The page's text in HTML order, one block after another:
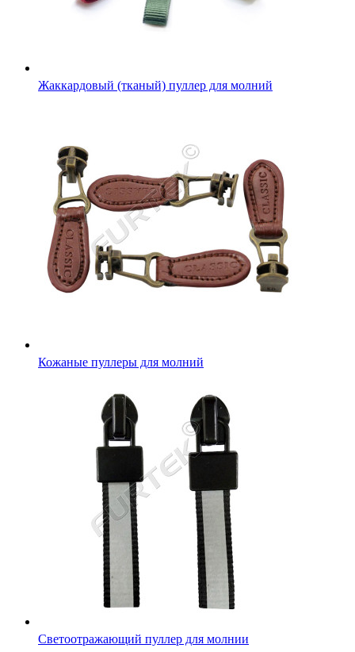
Жаккардовый (тканый) пуллер для молний
Кожаные пуллеры для молний
Светоотражающий пуллер для молнии